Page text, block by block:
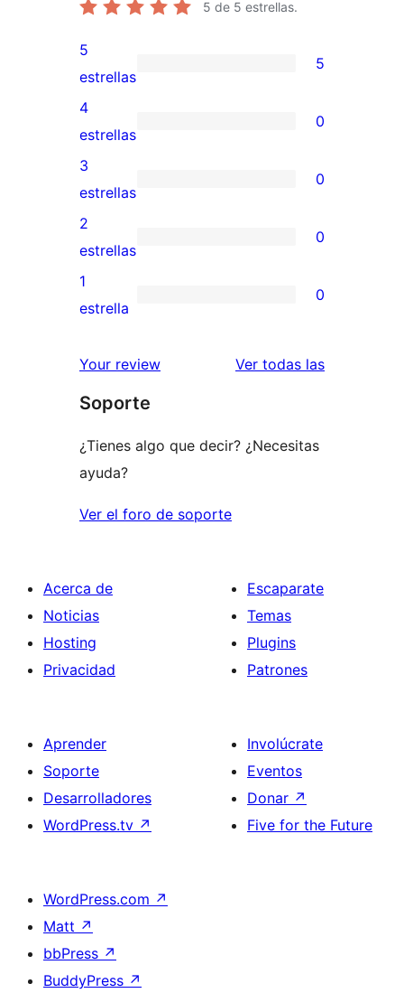
5 de 5 estrellas.
5
valoraciones
de
5
estrellas
5
estrellas
5
0
valoraciones
de
4
estrellas
4
estrellas
0
0
valoraciones
de
3
estrellas
3
estrellas
0
0
valoraciones
de
estrellas
2
estrellas
0
0
de
estrellas
1
estrella
0
Your review Ver todas las
Soporte
¿Tienes algo que decir? ¿Necesitas
ayuda?
Ver el foro de soporte
Acerca de
Noticias
Hosting
Privacidad
Escaparate
Temas
Plugins
Patrones
Aprender
Soporte
Desarrolladores
WordPress.tv ↗
Involúcrate
Eventos
Donar ↗
Five for the Future
WordPress.com ↗
Matt ↗
bbPress ↗
BuddyPress ↗